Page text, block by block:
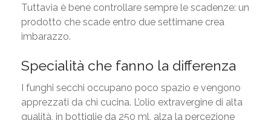
Tuttavia è bene controllare sempre le scadenze: un
prodotto che scade entro due settimane crea
imbarazzo.
Specialità che fanno la differenza
I funghi secchi occupano poco spazio e vengono
apprezzati da chi cucina. L’olio extravergine di alta
qualità, in bottiglie da 250 ml, alza la percezione